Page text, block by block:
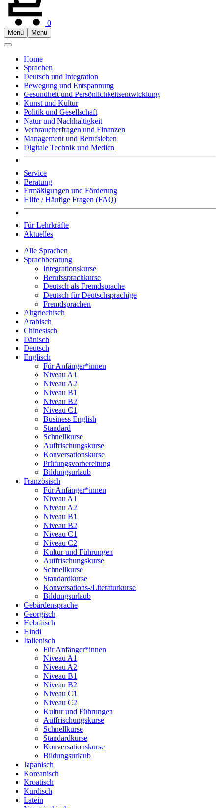
0
Menü Menü
Home
Sprachen
Deutsch und Integration
Bewegung und Entspannung
Gesundheit und Persönlichkeitsentwicklung
Kunst und Kultur
Politik und Gesellschaft
Natur und Nachhaltigkeit
Verbraucherfragen und Finanzen
Management und Berufsleben
Digitale Technik und Medien
Service
Beratung
Ermäßigungen und Förderung
Hilfe / Häufige Fragen (FAQ)
Für Lehrkräfte
Aktuelles
Alle Sprachen
Sprachberatung
Integrationskurse
Berufssprachkurse
Deutsch als Fremdsprache
Deutsch für Deutschsprachige
Fremdsprachen
Altgriechisch
Arabisch
Chinesisch
Dänisch
Deutsch
Englisch
Für Anfänger*innen
Niveau A1
Niveau A2
Niveau B1
Niveau B2
Niveau C1
Business English
Standard
Schnellkurse
Auffrischungskurse
Konversationskurse
Prüfungsvorbereitung
Bildungsurlaub
Französisch
Für Anfänger*innen
Niveau A1
Niveau A2
Niveau B1
Niveau B2
Niveau C1
Niveau C2
Kultur und Führungen
Auffrischungskurse
Schnellkurse
Standardkurse
Konversations-/Literaturkurse
Bildungsurlaub
Gebärdensprache
Georgisch
Hebräisch
Hindi
Italienisch
Für Anfänger*innen
Niveau A1
Niveau A2
Niveau B1
Niveau B2
Niveau C1
Niveau C2
Kultur und Führungen
Auffrischungskurse
Schnellkurse
Standardkurse
Konversationskurse
Bildungsurlaub
Japanisch
Koreanisch
Kroatisch
Kurdisch
Latein